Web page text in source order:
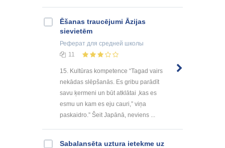
Ēšanas traucējumi Āzijas
sievietēm
Реферат для средней школы
11
15. Kultūras kompetence “Tagad vairs
nekādas slēpšanās. Es gribu parādīt
savu ķermeni un būt atklātai ,kas es
esmu un kam es eju cauri,” viņa
paskaidro.” Šeit Japānā, neviens ...
Sabalansēta uztura ietekme uz